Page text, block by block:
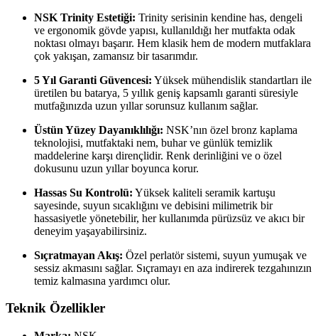
NSK Trinity Estetiği: Trinity serisinin kendine has, dengeli
ve ergonomik gövde yapısı, kullanıldığı her mutfakta odak
noktası olmayı başarır. Hem klasik hem de modern mutfaklara
çok yakışan, zamansız bir tasarımdır.
5 Yıl Garanti Güvencesi: Yüksek mühendislik standartları ile
üretilen bu batarya, 5 yıllık geniş kapsamlı garanti süresiyle
mutfağınızda uzun yıllar sorunsuz kullanım sağlar.
Üstün Yüzey Dayanıklılığı: NSK’nın özel bronz kaplama
teknolojisi, mutfaktaki nem, buhar ve günlük temizlik
maddelerine karşı dirençlidir. Renk derinliğini ve o özel
dokusunu uzun yıllar boyunca korur.
Hassas Su Kontrolü: Yüksek kaliteli seramik kartuşu
sayesinde, suyun sıcaklığını ve debisini milimetrik bir
hassasiyetle yönetebilir, her kullanımda pürüzsüz ve akıcı bir
deneyim yaşayabilirsiniz.
Sıçratmayan Akış: Özel perlatör sistemi, suyun yumuşak ve
sessiz akmasını sağlar. Sıçramayı en aza indirerek tezgahınızın
temiz kalmasına yardımcı olur.
Teknik Özellikler